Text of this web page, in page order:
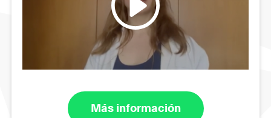
Más información